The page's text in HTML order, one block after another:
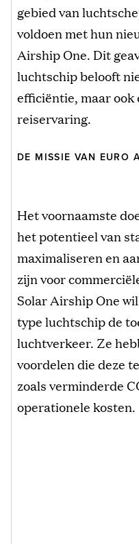
gebied van
voldoen met hun
Airship One. Dit
luchtschip belooft
efficiëntie, maar ook
reiservaring.
DE MISSIE VAN EURO
Het voornaamste
het potentieel van
maximaliseren en
zijn voor
Solar Airship One
type luchtschip de
luchtverkeer. Ze
voordelen die deze
zoals verminderde
operationele kosten.